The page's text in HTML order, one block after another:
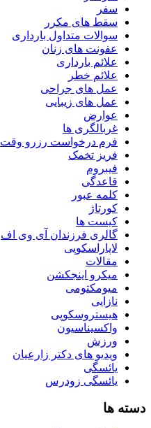
سفر
سقط های مکرر
سوالات متداول بارداری
عفونت های زنان
علائم بارداری
علائم خطر
عمل های جراحی
عمل های زیبایی
عوارض
غربالگری ها
فرم درخواست رزرو وقت
فریز تخمک
فیبروم
قاعدگی
کلمه عبور
کورتاژ
کیست ها
گالری فرزندان آی وی اف
لاپاراسکوپی
مقالات
میکرو اینجکشن
میومکتومی
نازایی
هیستروسکوپی
واکسیناسیون
ورزش
ویدیو های دکتر زارعیان
یائسگی
یائسگی زودرس
دسته ها